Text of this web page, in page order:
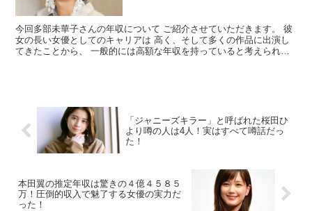
今回多部未華子さんの年収について ご紹介させていただきます。 彼
女の長い女優としてのキャリアは 高く、そして多くの作品に出演し
てきたことから、 一般的には高額な年収を持っていると考えられま
「ジャニーズキラー」と呼ばれた桜田ひ
より噂の人は4人！実はすべて噂話だっ
た！
本田翼の推定年収は驚きの４億４５８５
万！圧倒的収入で魅了する女優の実力だ
った！